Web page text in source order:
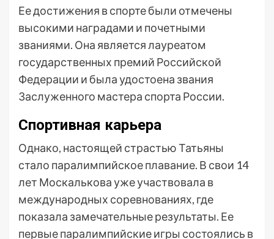
Ее достижения в спорте были отмечены
высокими наградами и почетными
званиями. Она является лауреатом
государственных премий Российской
Федерации и была удостоена звания
Заслуженного мастера спорта России.
Спортивная карьера
Однако, настоящей страстью Татьяны
стало паралимпийское плавание. В свои 14
лет Москалькова уже участвовала в
международных соревнованиях, где
показала замечательные результаты. Ее
первые паралимпийские игры состоялись в